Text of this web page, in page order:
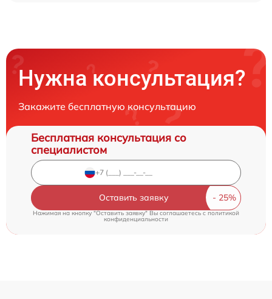
Нужна консультация?
Закажите бесплатную консультацию
Бесплатная консультация со
специалистом
Оставить заявку
Нажимая на кнопку "Оставить заявку" Вы соглашаетесь cполитикой
конфиденциальности